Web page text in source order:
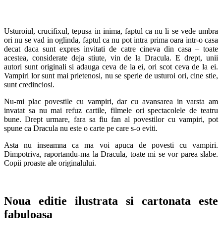
Usturoiul, crucifixul, tepusa in inima, faptul ca nu li se vede umbra
ori nu se vad in oglinda, faptul ca nu pot intra prima oara intr-o casa
decat daca sunt expres invitati de catre cineva din casa – toate
acestea, considerate deja stiute, vin de la Dracula. E drept, unii
autori sunt originali si adauga ceva de la ei, ori scot ceva de la ei.
Vampiri lor sunt mai prietenosi, nu se sperie de usturoi ori, cine stie,
sunt credinciosi.
Nu-mi plac povestile cu vampiri, dar cu avansarea in varsta am
invatat sa nu mai refuz cartile, filmele ori spectacolele de teatru
bune. Drept urmare, fara sa fiu fan al povestilor cu vampiri, pot
spune ca Dracula nu este o carte pe care s-o eviti.
Asta nu inseamna ca ma voi apuca de povesti cu vampiri.
Dimpotriva, raportandu-ma la Dracula, toate mi se vor parea slabe.
Copii proaste ale originalului.
Noua editie ilustrata si cartonata este
fabuloasa